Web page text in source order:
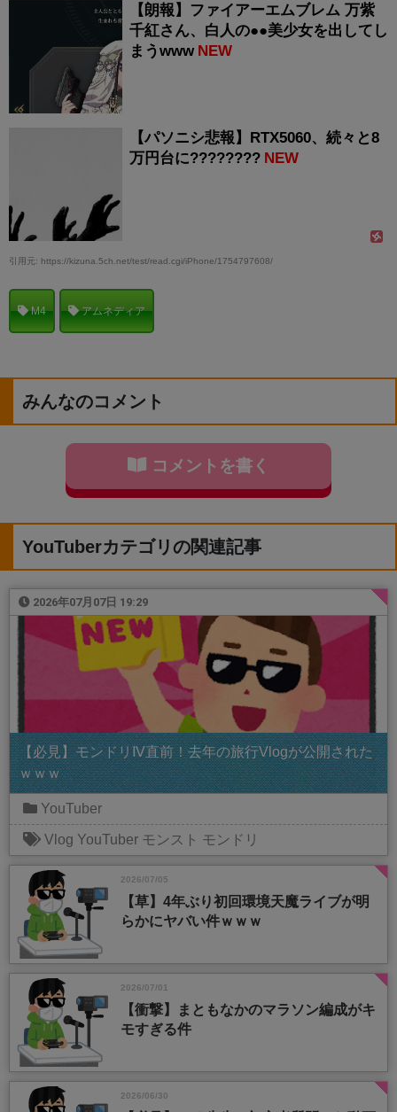
【朗報】ファイアーエムブレム 万紫
千紅さん、白人の●●美少女を出してし
まうwww NEW
【パソニシ悲報】RTX5060、続々と8
万円台に???????? NEW
引用元: https://kizuna.5ch.net/test/read.cgi/iPhone/1754797608/
M4 アムネディア
みんなのコメント
コメントを書く
YouTuberカテゴリの関連記事
2026年07月07日 19:29
【必見】モンドリⅣ直前！去年の旅行Vlogが公開された
ｗｗｗ
YouTuber
Vlog YouTuber モンスト モンドリ
2026/07/05
【草】4年ぶり初回環境天魔ライブが明
らかにヤバい件ｗｗｗ
2026/07/01
【衝撃】まともなかのマラソン編成がキ
モすぎる件
2026/06/30